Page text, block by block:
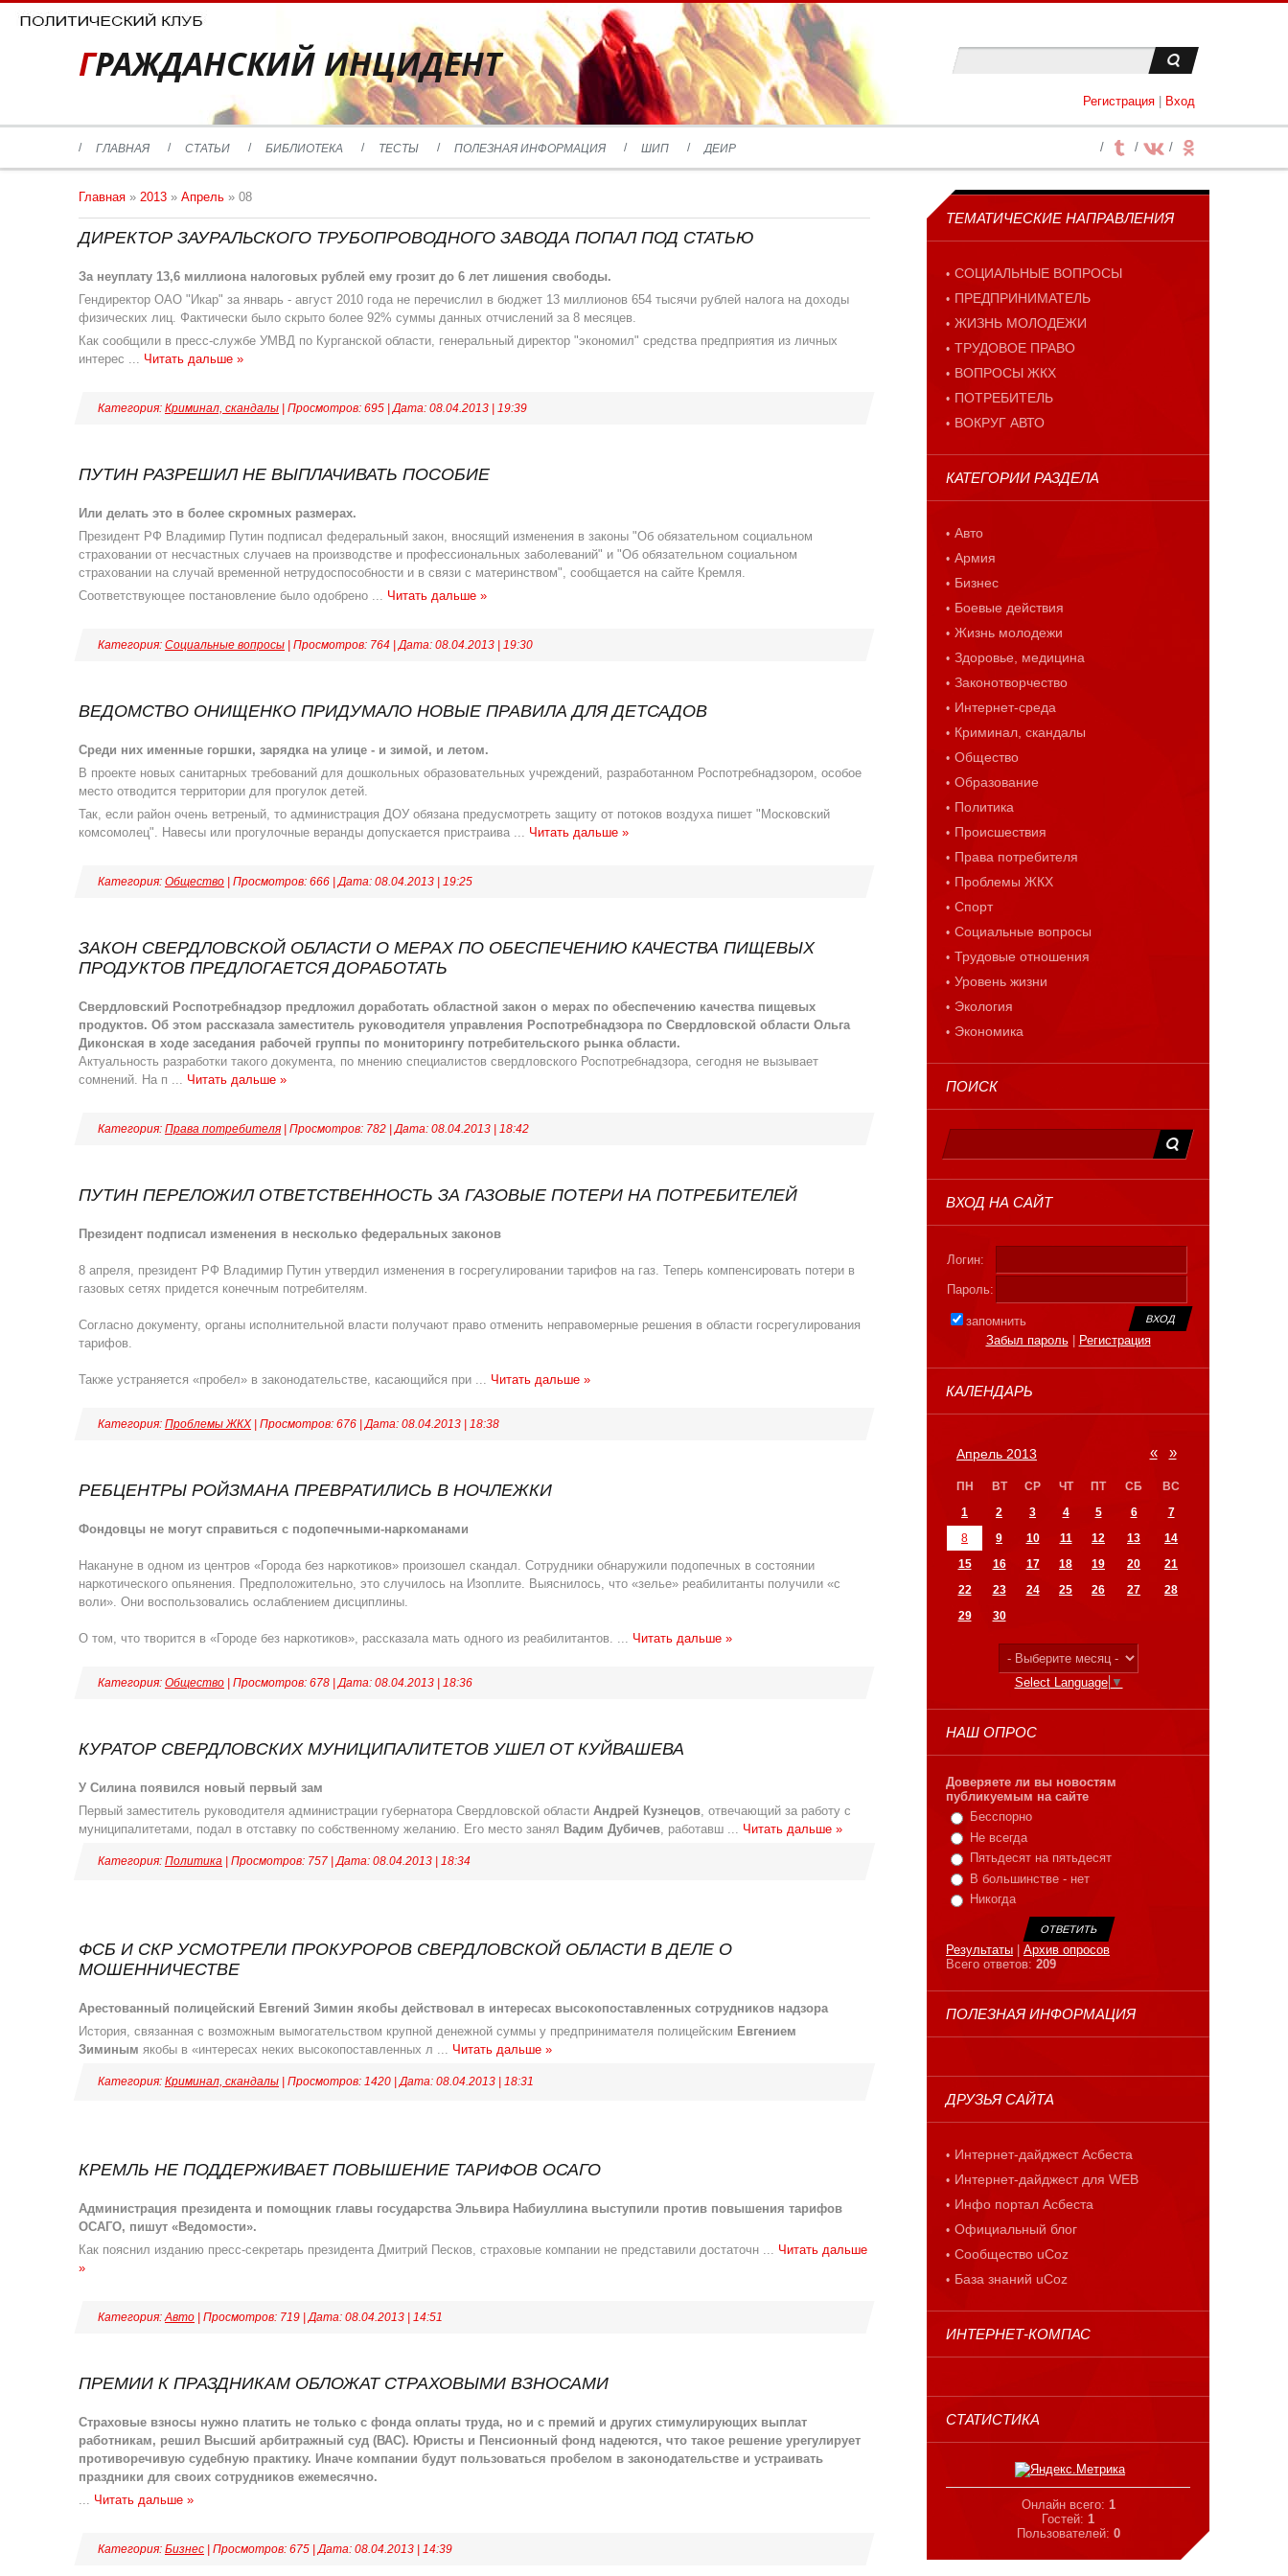
ГРАЖДАНСКИЙ ИНЦИДЕНТ
Регистрация Вход
ГЛАВНАЯ СТАТЬИ БИБЛИОТЕКА ТЕСТЫ ПОЛЕЗНАЯ ИНФОРМАЦИЯ ШИП ДЕИР
Главная » 2013 » Апрель » 08
ДИРЕКТОР ЗАУРАЛЬСКОГО ТРУБОПРОВОДНОГО ЗАВОДА ПОПАЛ ПОД СТАТЬЮ
За неуплату 13,6 миллиона налоговых рублей ему грозит до 6 лет лишения свободы.
Гендиректор ОАО "Икар" за январь - август 2010 года не перечислил в бюджет 13 миллионов 654 тысячи рублей налога на доходы
физических лиц. Фактически было скрыто более 92% суммы данных отчислений за 8 месяцев.
Как сообщили в пресс-службе УМВД по Курганской области, генеральный директор "экономил" средства предприятия из личных
интерес ... Читать дальше »
Категория: Криминал, скандалы | Просмотров: 695 | Дата: 08.04.2013 19:39
ПУТИН РАЗРЕШИЛ НЕ ВЫПЛАЧИВАТЬ ПОСОБИЕ
Или делать это в более скромных размерах.
Президент РФ Владимир Путин подписал федеральный закон, вносящий изменения в законы "Об обязательном социальном
страховании от несчастных случаев на производстве и профессиональных заболеваний" и "Об обязательном социальном
страховании на случай временной нетрудоспособности и в связи с материнством", сообщается на сайте Кремля.
Соответствующее постановление было одобрено ... Читать дальше »
Категория: Социальные вопросы | Просмотров: 764 | Дата: 08.04.2013 19:30
ВЕДОМСТВО ОНИЩЕНКО ПРИДУМАЛО НОВЫЕ ПРАВИЛА ДЛЯ ДЕТСАДОВ
Среди них именные горшки, зарядка на улице - и зимой, и летом.
В проекте новых санитарных требований для дошкольных образовательных учреждений, разработанном Роспотребнадзором, особое
место отводится территории для прогулок детей.
Так, если район очень ветреный, то администрация ДОУ обязана предусмотреть защиту от потоков воздуха пишет "Московский
комсомолец". Навесы или прогулочные веранды допускается пристраива ... Читать дальше »
Категория: Общество | Просмотров: 666 | Дата: 08.04.2013 19:25
ЗАКОН СВЕРДЛОВСКОЙ ОБЛАСТИ О МЕРАХ ПО ОБЕСПЕЧЕНИЮ КАЧЕСТВА ПИЩЕВЫХ
ПРОДУКТОВ ПРЕДЛОГАЕТСЯ ДОРАБОТАТЬ
Свердловский Роспотребнадзор предложил доработать областной закон о мерах по обеспечению качества пищевых
продуктов. Об этом рассказала заместитель руководителя управления Роспотребнадзора по Свердловской области Ольга
Диконская в ходе заседания рабочей группы по мониторингу потребительского рынка области.
Актуальность разработки такого документа, по мнению специалистов свердловского Роспотребнадзора, сегодня не вызывает
сомнений. На п ... Читать дальше »
Категория: Права потребителя | Просмотров: 782 | Дата: 08.04.2013 18:42
ПУТИН ПЕРЕЛОЖИЛ ОТВЕТСТВЕННОСТЬ ЗА ГАЗОВЫЕ ПОТЕРИ НА ПОТРЕБИТЕЛЕЙ
Президент подписал изменения в несколько федеральных законов
8 апреля, президент РФ Владимир Путин утвердил изменения в госрегулировании тарифов на газ. Теперь компенсировать потери в
газовых сетях придется конечным потребителям.
Согласно документу, органы исполнительной власти получают право отменить неправомерные решения в области госрегулирования
тарифов.
Также устраняется «пробел» в законодательстве, касающийся при ... Читать дальше »
Категория: Проблемы ЖКХ | Просмотров: 676 | Дата: 08.04.2013 18:38
РЕБЦЕНТРЫ РОЙЗМАНА ПРЕВРАТИЛИСЬ В НОЧЛЕЖКИ
Фондовцы не могут справиться с подопечными-наркоманами
Накануне в одном из центров «Города без наркотиков» произошел скандал. Сотрудники обнаружили подопечных в состоянии
наркотического опьянения. Предположительно, это случилось на Изоплите. Выяснилось, что «зелье» реабилитанты получили «с
воли». Они воспользовались ослаблением дисциплины.
О том, что творится в «Городе без наркотиков», рассказала мать одного из реабилитантов. ... Читать дальше »
Категория: Общество | Просмотров: 678 | Дата: 08.04.2013 18:36
КУРАТОР СВЕРДЛОВСКИХ МУНИЦИПАЛИТЕТОВ УШЕЛ ОТ КУЙВАШЕВА
У Силина появился новый первый зам
Первый заместитель руководителя администрации губернатора Свердловской области Андрей Кузнецов, отвечающий за работу с
муниципалитетами, подал в отставку по собственному желанию. Его место занял Вадим Дубичев, работавш ... Читать дальше »
Категория: Политика | Просмотров: 757 | Дата: 08.04.2013 18:34
ФСБ И СКР УСМОТРЕЛИ ПРОКУРОРОВ СВЕРДЛОВСКОЙ ОБЛАСТИ В ДЕЛЕ О
МОШЕННИЧЕСТВЕ
Арестованный полицейский Евгений Зимин якобы действовал в интересах высокопоставленных сотрудников надзора
История, связанная с возможным вымогательством крупной денежной суммы у предпринимателя полицейским Евгением
Зиминым якобы в «интересах неких высокопоставленных л ... Читать дальше »
Категория: Криминал, скандалы | Просмотров: 1420 | Дата: 08.04.2013 18:31
КРЕМЛЬ НЕ ПОДДЕРЖИВАЕТ ПОВЫШЕНИЕ ТАРИФОВ ОСАГО
Администрация президента и помощник главы государства Эльвира Набиуллинавыступили против повышения тарифов
ОСАГО, пишут «Ведомости».
Как пояснил изданию пресс-секретарь президента Дмитрий Песков, страховые компании не представили достаточн ... Читать дальше
»
Категория:Авто | Просмотров: 719 | Дата: 08.04.2013 14:51
ПРЕМИИ К ПРАЗДНИКАМ ОБЛОЖАТ СТРАХОВЫМИ ВЗНОСАМИ
Страховые взносы нужно платить не только с фонда оплаты труда, но и с премий и других стимулирующих выплат
работникам, решил Высший арбитражный суд (ВАС). Юристы и Пенсионный фонд надеются, что такое решение урегулирует
противоречивую судебную практику. Иначе компании будут пользоваться пробелом в законодательстве и устраивать
праздники для своих сотрудников ежемесячно.
... Читать дальше »
Категория: Бизнес | Просмотров: 675 | Дата: 08.04.2013 14:39
ТЕМАТИЧЕСКИЕ НАПРАВЛЕНИЯ
СОЦИАЛЬНЫЕ ВОПРОСЫ
ПРЕДПРИНИМАТЕЛЬ
ЖИЗНЬ МОЛОДЕЖИ
ТРУДОВОЕ ПРАВО
ВОПРОСЫ ЖКХ
ПОТРЕБИТЕЛЬ
ВОКРУГ АВТО
КАТЕГОРИИ РАЗДЕЛА
Авто
Армия
Бизнес
Боевые действия
Жизнь молодежи
Здоровье, медицина
Законотворчество
Интернет-среда
Криминал, скандалы
Общество
Образование
Политика
Происшествия
Права потребителя
Проблемы ЖКХ
Спорт
Социальные вопросы
Трудовые отношения
Уровень жизни
Экология
Экономика
ПОИСК
ВХОД НА САЙТ
Логин:
Пароль:
запомнить
Забыл пароль| Регистрация
КАЛЕНДАРЬ
«
Апрель 2013 »
ПН ВТ СР ЧТ ПТ СБ
ВС
1
2 3 4 5 6
7
8
9 10 11 12 13
14
15
16 17 18 19 20
21
22
23 24 25 26 27
28
29
30
Select Language ▼
НАШ ОПРОС
Доверяете ли вы новостям
публикуемым на сайте
Бесспорно
Не всегда
Пятьдесят на пятьдесят
В большинстве - нет
Никогда
Результаты
Архив опросов
Всего ответов: 209
ПОЛЕЗНАЯ ИНФОРМАЦИЯ
ДРУЗЬЯ САЙТА
Интернет-дайджест Асбеста
Интернет-дайджест для WEB
Инфо портал Асбеста
Официальный блог
Сообщество uCoz
База знаний uCoz
ИНТЕРНЕТ-КОМПАС
СТАТИСТИКА
Онлайн всего: 1
Гостей: 1
Пользователей: 0